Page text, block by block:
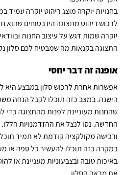
בחנויות יוקרה מוצג ריהוט יוקרה
לרכוש ריהוט מתצוגה היו בטוחים שהוא
יוקרה שמות דגש על עיצוב החנות
התצוגה בקנאות מה שמבטיח לכם סלון
אופנה זה דבר יחסי
אפשרות אחרת לרכושסלון במבצעהיא
הישנה. במצב כזה תוכלו לקבל הנחה
שהחנות מעוניינת לפנות מהתצוגה כדי
החדשה. נסו לנצל את ההזדמנויות
ורכישה מקולקציה קודמת לא תמיד
במקרה כזה תוכלו להעשיר כל ספה או
באיכות טובה ובצבעוניות מעניינת או